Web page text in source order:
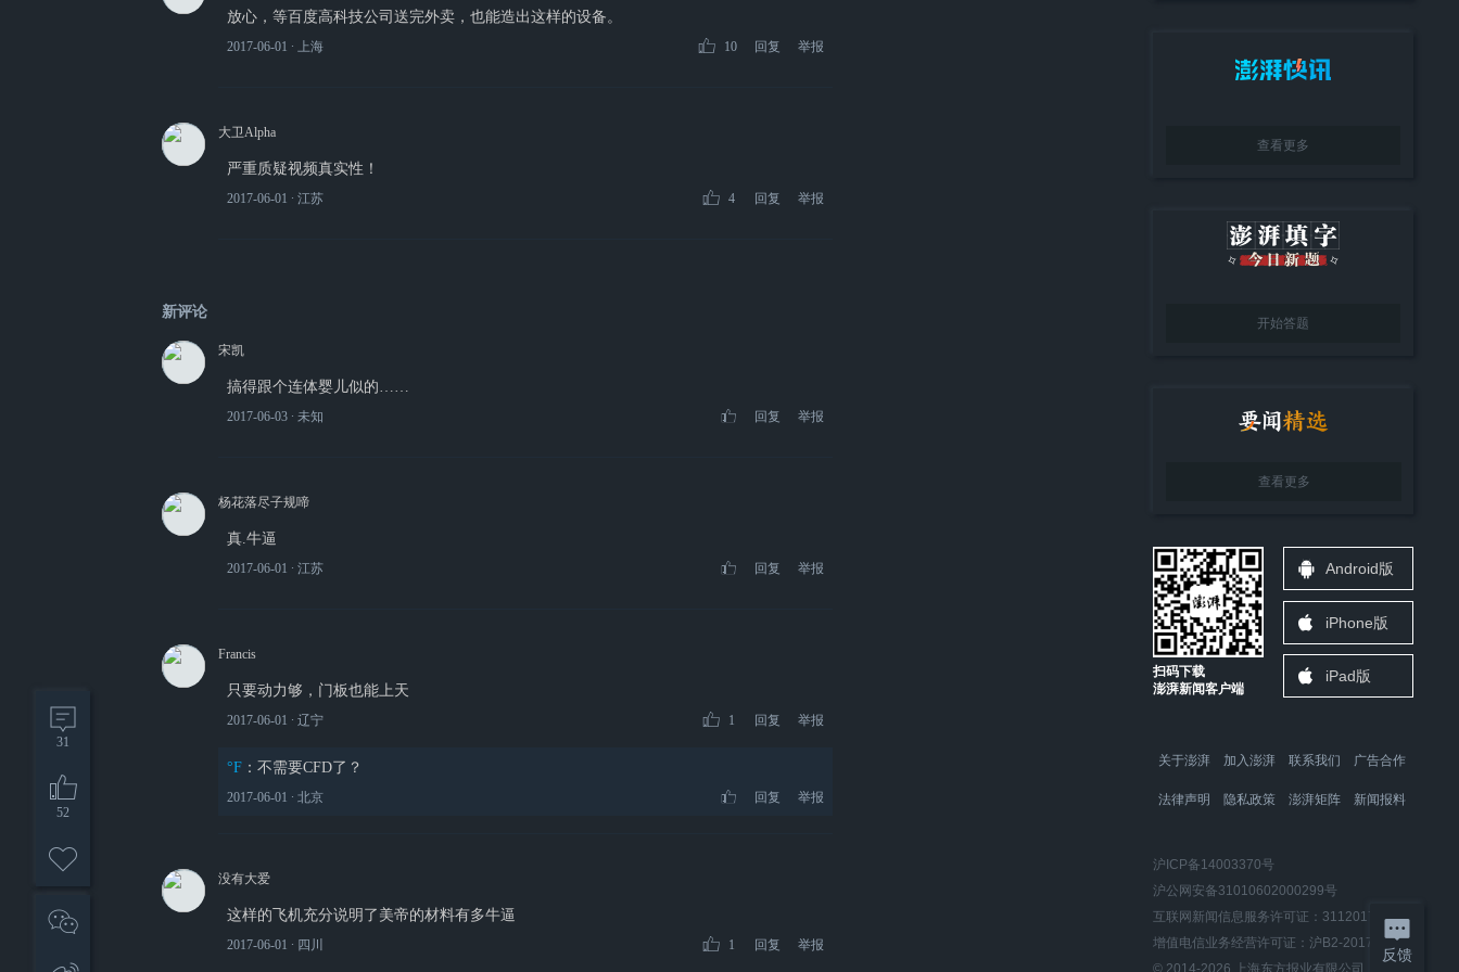
31
52
放心，等百度高科技公司送完外卖，也能造出这样的设备。
2017-06-01 ∙ 上海 10 回复 举报
大卫Alpha
严重质疑视频真实性！
2017-06-01 ∙ 江苏 4 回复 举报
新评论
宋凯
搞得跟个连体婴儿似的……
2017-06-03 ∙ 未知 回复 举报
杨花落尽子规啼
真.牛逼
2017-06-01 ∙ 江苏 回复 举报
Francis
只要动力够，门板也能上天
2017-06-01 ∙ 辽宁 1 回复 举报
°F ： 不需要CFD了？
2017-06-01 ∙ 北京 回复 举报
没有大爱
这样的飞机充分说明了美帝的材料有多牛逼
2017-06-01 ∙ 四川 1 回复 举报
查看更多
开始答题
查看更多
扫码下载
澎湃新闻客户端
Android版
iPhone版
iPad版
关于澎湃 加入澎湃 联系我们 广告合作
法律声明 隐私政策 澎湃矩阵 新闻报料
沪ICP备14003370号
沪公网安备31010602000299号
互联网新闻信息服务许可证：31120170006
增值电信业务经营许可证：沪B2-2017116
© 2014-2026 上海东方报业有限公司
反馈